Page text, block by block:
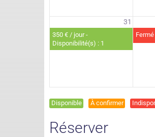
Fermé
350 € / jour -
Disponibilité(s) : 1
31
Disponible À confirmer
Réserver